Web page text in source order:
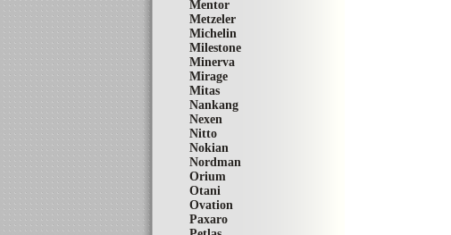
Mentor
Metzeler
Michelin
Milestone
Minerva
Mirage
Mitas
Nankang
Nexen
Nitto
Nokian
Nordman
Orium
Otani
Ovation
Paxaro